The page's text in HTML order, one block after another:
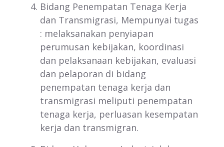
Bidang Penempatan Tenaga Kerja
dan Transmigrasi, Mempunyai tugas
: melaksanakan penyiapan
perumusan kebijakan, koordinasi
dan pelaksanaan kebijakan, evaluasi
dan pelaporan di bidang
penempatan tenaga kerja dan
transmigrasi meliputi penempatan
tenaga kerja, perluasan kesempatan
kerja dan transmigran.